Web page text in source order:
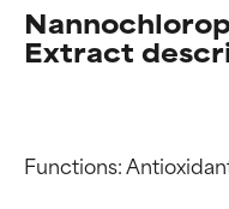
Extract
Functions: